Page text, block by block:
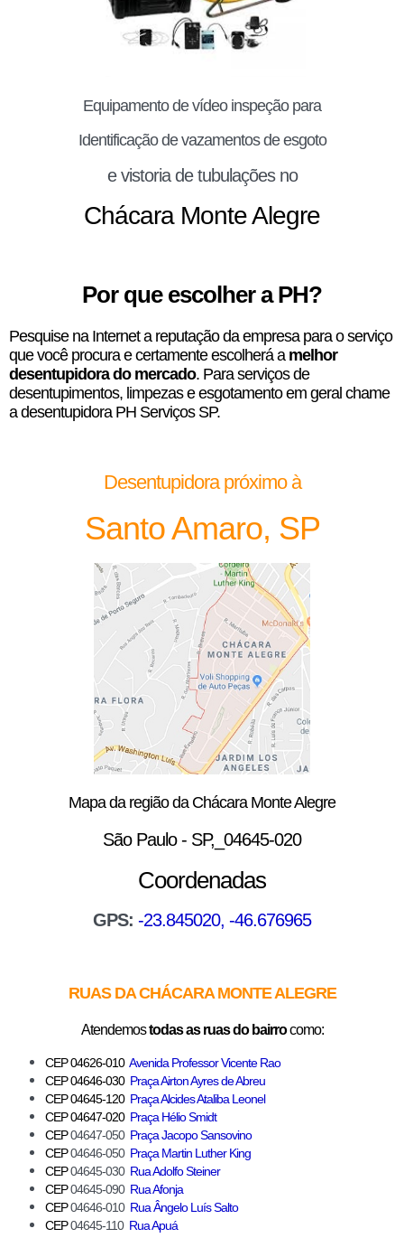
Equipamento de vídeo inspeção para
Identificação de vazamentos de esgoto
e vistoria de tubulações no
Chácara Monte Alegre
Por que escolher a PH?
Pesquise na Internet a reputação da empresa para o serviço
que você procura e certamente escolherá a melhor
desentupidora do mercado. Para serviços de
desentupimentos, limpezas e esgotamento em geral chame
a desentupidora PH Serviços SP.
Desentupidora próximo à
Santo Amaro, SP
Mapa da região da Chácara Monte Alegre
São Paulo - SP,_04645-020
Coordenadas
GPS: -23.845020, -46.676965
RUAS DA CHÁCARA MONTE ALEGRE
Atendemostodas as ruas do bairrocomo:
CEP 04626-010 Avenida Professor Vicente Rao
CEP 04646-030 Praça Airton Ayres de Abreu
CEP 04645-120 Praça Alcides Ataliba Leonel
CEP 04647-020 Praça Hélio Smidt
CEP04647-050 Praça Jacopo Sansovino
CEP04646-050 Praça Martin Luther King
CEP04645-030 Rua Adolfo Steiner
CEP04645-090 Rua Afonja
CEP04646-010 Rua Ângelo Luís Salto
CEP04645-110 Rua Apuá